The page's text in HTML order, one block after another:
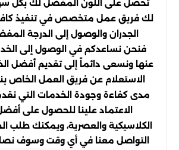
تحصل على اللون المفضل لك بكل
لك فريق عمل متخصص في تنفيذ
الجدران والوصول إلى الدرجة
فنحن نساعدكم في الوصول إلى
عنها ونسعى دائماً إلى تقديم أفضل
الاستعلام عن فريق العمل الخاص
مدى كفاءة وجودة الخدمات التي
الاعتماد علينا للحصول على
الكلاسيكية والعصرية، ويمكنك طلب
التواصل معنا في أي وقت وسوف